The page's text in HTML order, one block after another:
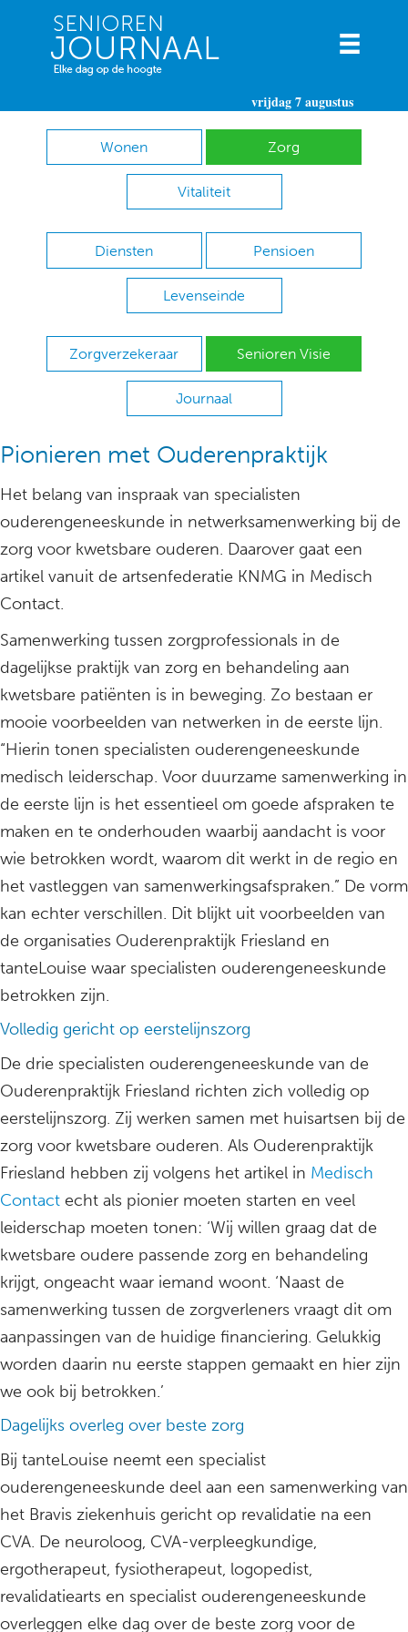
vrijdag 7 augustus
Wonen Zorg
Vitaliteit
Diensten Pensioen
Levenseinde
Zorgverzekeraar Senioren Visie
Journaal
Pionieren met Ouderenpraktijk
Het belang van inspraak van specialisten
ouderengeneeskunde in netwerksamenwerking bij de
zorg voor kwetsbare ouderen. Daarover gaat een
artikel vanuit de artsenfederatie KNMG in Medisch
Contact.
Samenwerking tussen zorgprofessionals in de
dagelijkse praktijk van zorg en behandeling aan
kwetsbare patiënten is in beweging. Zo bestaan er
mooie voorbeelden van netwerken in de eerste lijn.
“Hierin tonen specialisten ouderengeneeskunde
medisch leiderschap. Voor duurzame samenwerking in
de eerste lijn is het essentieel om goede afspraken te
maken en te onderhouden waarbij aandacht is voor
wie betrokken wordt, waarom dit werkt in de regio en
het vastleggen van samenwerkingsafspraken.” De vorm
kan echter verschillen. Dit blijkt uit voorbeelden van
de organisaties Ouderenpraktijk Friesland en
tanteLouise waar specialisten ouderengeneeskunde
betrokken zijn.
Volledig gericht op eerstelijnszorg
De drie specialisten ouderengeneeskunde van de
Ouderenpraktijk Friesland richten zich volledig op
eerstelijnszorg. Zij werken samen met huisartsen bij de
zorg voor kwetsbare ouderen. Als Ouderenpraktijk
Friesland hebben zij volgens het artikel in Medisch
Contact echt als pionier moeten starten en veel
leiderschap moeten tonen: ‘Wij willen graag dat de
kwetsbare oudere passende zorg en behandeling
krijgt, ongeacht waar iemand woont. ‘Naast de
samenwerking tussen de zorgverleners vraagt dit om
aanpassingen van de huidige financiering. Gelukkig
worden daarin nu eerste stappen gemaakt en hier zijn
we ook bij betrokken.’
Dagelijks overleg over beste zorg
Bij tanteLouise neemt een specialist
ouderengeneeskunde deel aan een samenwerking van
het Bravis ziekenhuis gericht op revalidatie na een
CVA. De neuroloog, CVA-verpleegkundige,
ergotherapeut, fysiotherapeut, logopedist,
revalidatiearts en specialist ouderengeneeskunde
overleggen elke dag over de beste zorg voor de